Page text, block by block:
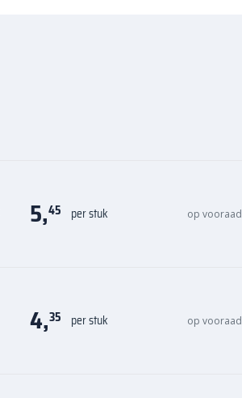
5,45 per stuk op vooraad
4,35 per stuk op vooraad